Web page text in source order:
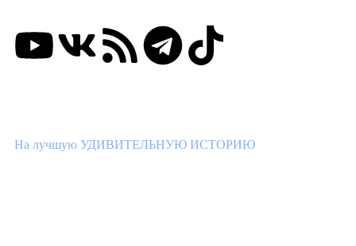
На лучшую УДИВИТЕЛЬНУЮ ИСТОРИЮ